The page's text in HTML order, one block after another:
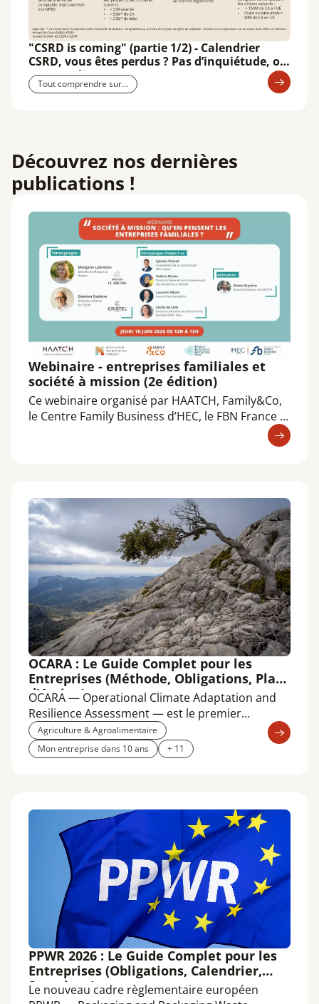
"CSRD is coming" (partie 1/2) - Calendrier
CSRD, vous êtes perdus ? Pas d’inquiétude, on
vous explique tout !
Tout comprendre sur...
Découvrez nos dernières
publications !
Webinaire - entreprises familiales et
société à mission (2e édition)
Ce webinaire organisé par HAATCH, Family&Co,
le Centre Family Business d’HEC, le FBN France et
témoignages de dirigeants d’entreprises
familiales engagées, nous explorerons les
spécificités de la gouvernance familiale, les
apports concrets de la qualité de Société à
mission, ainsi que les freins, leviers et enjeux
rencontrés.
OCARA : Le Guide Complet pour les
Entreprises (Méthode, Obligations, Plan
d'Action)
OCARA — Operational Climate Adaptation and
Resilience Assessment — est le premier
référentiel open source d'analyse de la
résilience climatique des entreprises, développé
par Carbone 4 en partenariat avec l'ADEME, HDI
en version SaaS depuis janvier 2026 et a été
déployé sur environ un millier de sites à travers
le monde.
Agriculture & Agroalimentaire
Mon entreprise dans 10 ans
+ 11
PPWR 2026 : Le Guide Complet pour les
Entreprises (Obligations, Calendrier,
Sanctions)
Le nouveau cadre règlementaire européen